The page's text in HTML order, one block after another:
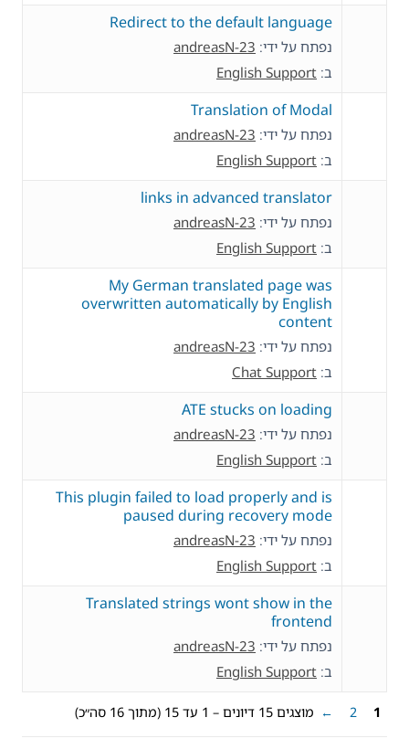
Redirect to the default language
נפתח על ידי: andreasN-23
ב: English Support
Translation of Modal
נפתח על ידי: andreasN-23
ב: English Support
links in advanced translator
נפתח על ידי: andreasN-23
ב: English Support
My German translated page was
overwritten automatically by English
content
נפתח על ידי: andreasN-23
ב: Chat Support
ATE stucks on loading
נפתח על ידי: andreasN-23
ב: English Support
This plugin failed to load properly and is
paused during recovery mode
נפתח על ידי: andreasN-23
ב: English Support
Translated strings wont show in the
frontend
נפתח על ידי: andreasN-23
ב: English Support
מוצגים 15 דיונים – 1 עד 15 (מתוך 16 סה״כ) 1
2
←